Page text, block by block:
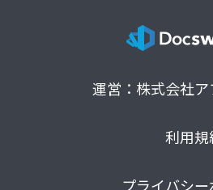
運営：株式会社
利用規
プライバシ